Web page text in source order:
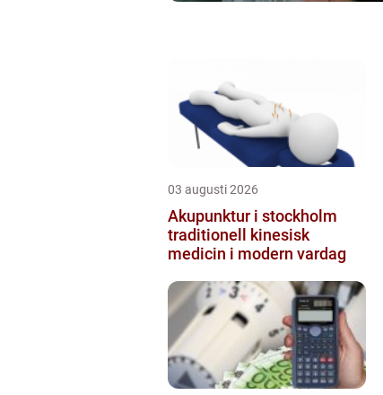
03 augusti 2026
Akupunktur i stockholm
traditionell kinesisk
medicin i modern vardag